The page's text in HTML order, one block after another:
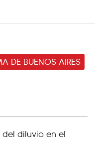
DE BUENOS AIRES